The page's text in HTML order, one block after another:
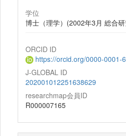
学位
博士（理学）(2002年3月 総合
ORCID ID
https://orcid.org/0000-0001-
J-GLOBAL ID
202001012251638629
researchmap会員ID
R000007165